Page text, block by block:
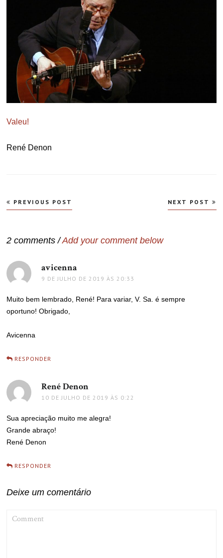
Valeu!
René Denon
Navegação
de
PREVIOUS POST NEXT POST
2 comments /Add your comment below
avicenna
9 DE JULHO DE 2019 ÀS 20:33
Muito bem lembrado, René! Para variar, V. Sa. é sempre
oportuno! Obrigado,
Avicenna
RESPONDER
René Denon
10 DE JULHO DE 2019 ÀS 0:22
Sua apreciação muito me alegra!
Grande abraço!
René Denon
RESPONDER
Deixe um comentário